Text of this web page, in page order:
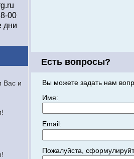
00
дни
Вас и
Есть вопросы?
Вы можете задать нам
Имя:
Email:
Пожалуйста,